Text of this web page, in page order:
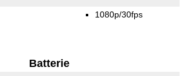
1080p/30fps
Batterie